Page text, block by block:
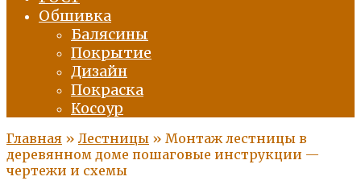
Обшивка
Балясины
Покрытие
Дизайн
Покраска
Косоур
Главная » Лестницы » Монтаж лестницы в
деревянном доме пошаговые инструкции —
чертежи и схемы